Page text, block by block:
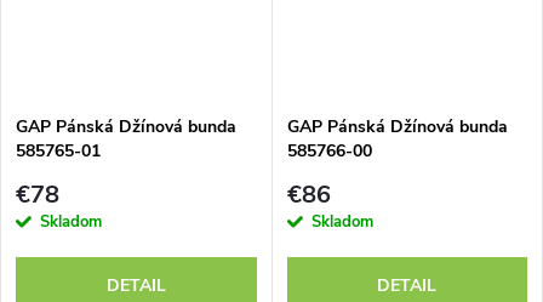
GAP Pánská Džínová bunda
585765-01
€78
Skladom
DETAIL
GAP Pánská Džínová bunda
585766-00
€86
Skladom
DETAIL